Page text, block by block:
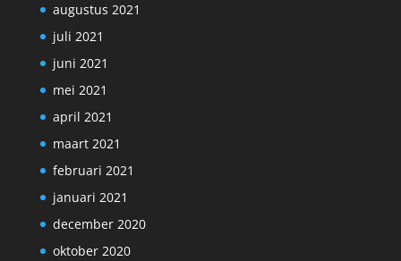
augustus 2021
juli 2021
juni 2021
mei 2021
april 2021
maart 2021
februari 2021
januari 2021
december 2020
oktober 2020